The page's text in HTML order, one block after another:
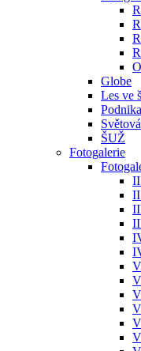
Globe
Les ve
ŠUŽ
Fotogalerie